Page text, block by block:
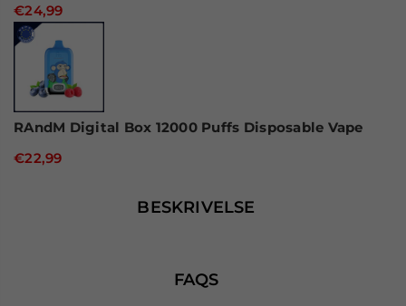
€24,99
RAndM Digital Box 12000 Puffs Disposable Vape
€22,99
BESKRIVELSE
FAQS